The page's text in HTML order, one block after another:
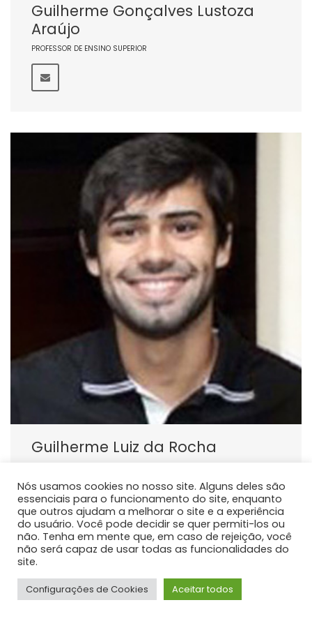
Guilherme Gonçalves Lustoza
Araújo
PROFESSOR DE ENSINO SUPERIOR
Guilherme Luiz da Rocha
Atualmente atua como docente do curso de
graduação em Medicina da Universidade Estadual do
Centro Oeste - Unicentro, responsável pelas
disciplinas de Anatomia Humana.
Nós usamos cookies no nosso site. Alguns deles são
essenciais para o funcionamento do site, enquanto
que outros ajudam a melhorar o site e a experiência
do usuário. Você pode decidir se quer permiti-los ou
não. Tenha em mente que, em caso de rejeição, você
não será capaz de usar todas as funcionalidades do
site.
Configurações de Cookies Aceitar todos